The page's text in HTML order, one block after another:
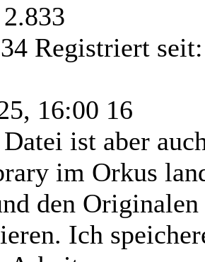
Registriert
16:00 16
ist aber
im Orkus
den
Ich